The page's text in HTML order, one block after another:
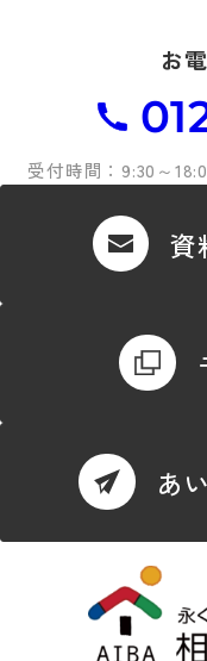
お
受付時間：9:30～
資
あ